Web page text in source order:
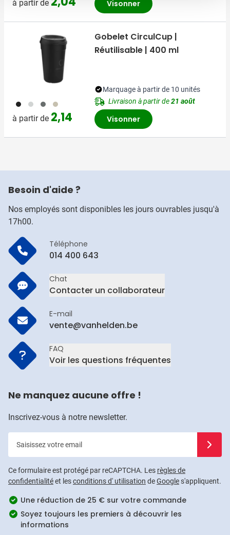
à partir de Visonner
001 112 398 357
à partir de 2,14
Gobelet CirculCup |
Réutilisable | 400 ml
Marquage à partir de 10 unités
Livraison à partir de21 août
Visonner
Besoin d'aide ?
Nos employés sont disponibles les jours ouvrables jusqu'à
17h00.
Téléphone
014 400 643
Chat
Contacter un collaborateur
E-mail
vente@vanhelden.be
FAQ
Voir les questions fréquentes
Ne manquez aucune offre !
Inscrivez-vous à notre newsletter.
Ce formulaire est protégé par reCAPTCHA. Les règles de
confidentialitéet lesconditions d' utilisation deGoogles'appliquent.
Une réduction de 25 € sur votre commande
Soyez toujours les premiers à découvrir les
informations